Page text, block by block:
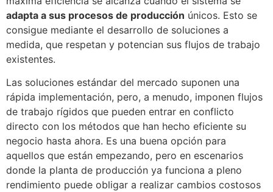
adapta a sus procesos de producción únicos. Esto se
consigue mediante el desarrollo de soluciones a
medida, que respetan y potencian sus flujos de trabajo
existentes.
Las soluciones estándar del mercado suponen una
rápida implementación, pero, a menudo, imponen flujos
de trabajo rígidos que pueden entrar en conflicto
directo con los métodos que han hecho eficiente su
negocio hasta ahora. Es una buena opción para
aquellos que están empezando, pero en escenarios
donde la planta de producción ya funciona a pleno
rendimiento puede obligar a realizar cambios costosos